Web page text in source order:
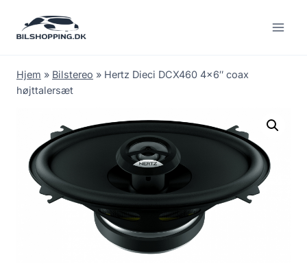
Hjem » Bilstereo » Hertz Dieci DCX460 4×6″ coax
højttalersæt